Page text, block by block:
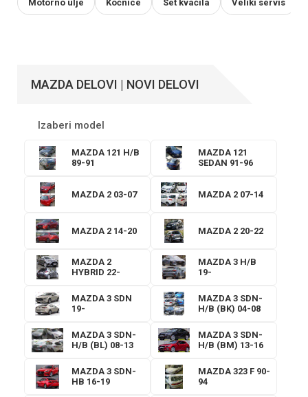
Motorno ulje Kočnice Set kvačila Veliki servis
MAZDA DELOVI | NOVI DELOVI
Izaberi model
MAZDA 121 H/B
89-91
MAZDA 121
SEDAN 91-96
MAZDA 2 03-07 MAZDA 2 07-14
MAZDA 2 14-20 MAZDA 2 20-22
MAZDA 2
HYBRID 22-
MAZDA 3 H/B
19-
MAZDA 3 SDN
19-
MAZDA 3 SDN-
H/B (BK) 04-08
MAZDA 3 SDN-
H/B (BL) 08-13
MAZDA 3 SDN-
H/B (BM) 13-16
MAZDA 3 SDN-
HB 16-19
MAZDA 323 F 90-
94